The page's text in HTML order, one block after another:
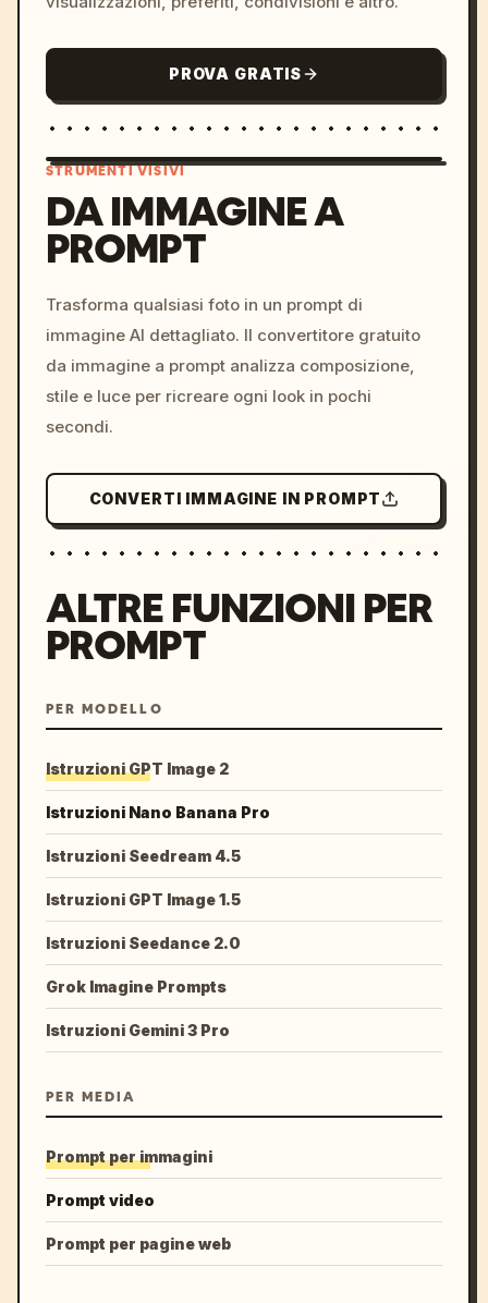
PROVA GRATIS
colors, 8k --v 6.0
STRUMENTI VISIVI
DA IMMAGINE A
PROMPT
Trasforma qualsiasi foto in un prompt di
immagine AI dettagliato. Il convertitore gratuito
da immagine a prompt analizza composizione,
stile e luce per ricreare ogni look in pochi
secondi.
CONVERTI IMMAGINE IN PROMPT
ALTRE FUNZIONI PER
PROMPT
PER MODELLO
Istruzioni GPT Image 2
Istruzioni Nano Banana Pro
Istruzioni Seedream 4.5
Istruzioni GPT Image 1.5
Istruzioni Seedance 2.0
Grok Imagine Prompts
Istruzioni Gemini 3 Pro
PER MEDIA
Prompt per immagini
Prompt video
Prompt per pagine web